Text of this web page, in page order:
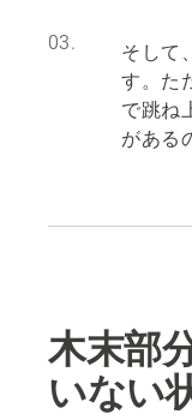
03.
そして
す。た
で跳ね
がある
木末部
いない